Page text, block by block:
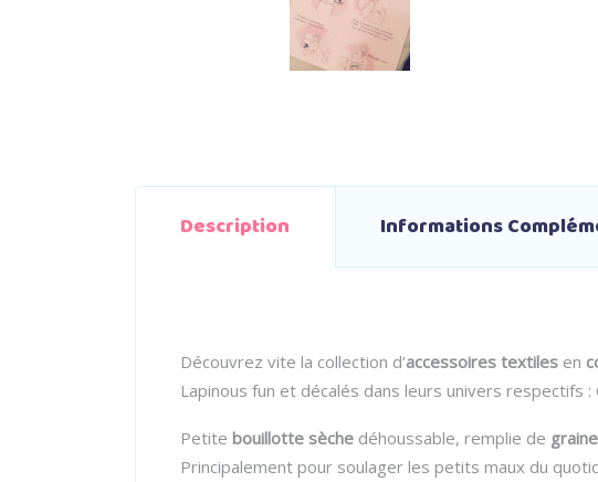
Description Informations
Découvrez vite la collection d’accessoires textiles en
Lapinous fun et décalés dans leurs univers respectifs
Petite bouillotte sèche déhoussable, remplie de
Principalement pour soulager les petits maux du